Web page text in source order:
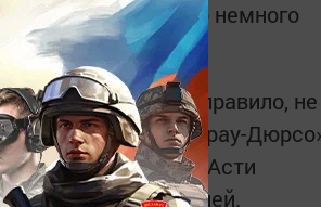
с мясом, но немного
как правило, не
113 рублей, «Абрау-
шипучки «Асти
от 522 до 742 рублей.